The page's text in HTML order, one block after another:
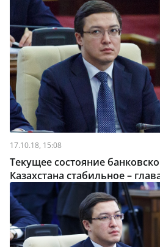
17.10.18, 15:08
Текущее состояние
Казахстана стабильное –